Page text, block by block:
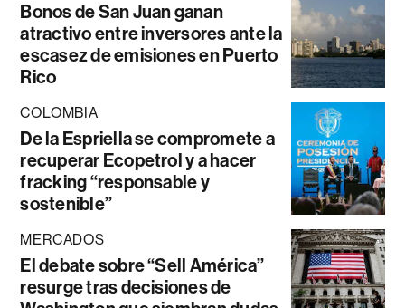
Bonos de San Juan ganan
atractivo entre inversores ante la
escasez de emisiones en Puerto
Rico
COLOMBIA
De la Espriella se compromete a
recuperar Ecopetrol y a hacer
fracking “responsable y
sostenible”
MERCADOS
El debate sobre “Sell América”
resurge tras decisiones de